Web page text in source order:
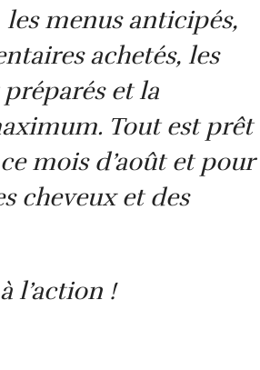
menus anticipés,
achetés, les
et la
Tout est prêt
mois d’août et pour
cheveux et des
l’action !